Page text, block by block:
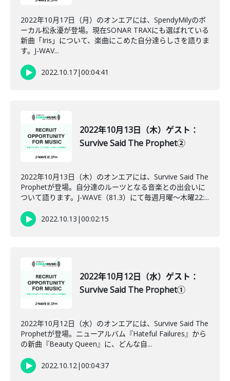
2022年10月17日（月）のオンエアには、SpendyMilyのボ
ーカル松永瀀が登場。現在SONAR TRAXにも選ばれている
新曲「Iris」について、楽曲にこめた自分達らしさを語りま
す。J-WAV...
2022.10.17|00:04:41
2022年10月13日（木）ゲスト：
Survive Said The Prophet②
2022年10月13日（木）のオンエアには、Survive Said The
Prophetが登場。自分達のルーツとなる音楽との出会いに
ついて語ります。J-WAVE（81.3）にて毎週月曜～木曜22:...
2022.10.13 |00:02:15
2022年10月12日（水）ゲスト：
Survive Said The Prophet①
2022年10月12日（水）のオンエアには、Survive Said The
Prophetが登場。ニューアルバム『Hateful Failures』から
の新曲『Beauty Queen』に、どんな自...
2022.10.12|00:04:37